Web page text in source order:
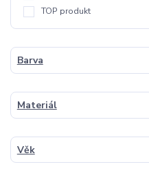
TOP produkt
Barva
Materiál
Věk